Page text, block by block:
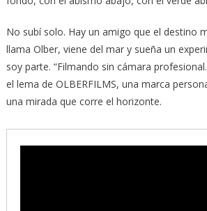
No subí solo. Hay un amigo que el destino
llama Olber, viene del mar y sueña un
soy parte. “Filmando sin cámara
el lema de OLBERFILMS, una marca
una mirada que corre el horizonte.